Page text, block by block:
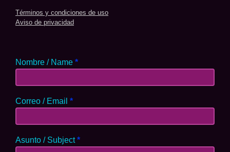
Términos y condiciones de uso
Aviso de privacidad
Nombre / Name *
Correo / Email *
Asunto / Subject*